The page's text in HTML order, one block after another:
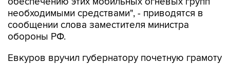
необходимыми средствами", - приводятся в
сообщении слова заместителя министра
обороны РФ.
Евкуров вручил губернатору почетную грамоту